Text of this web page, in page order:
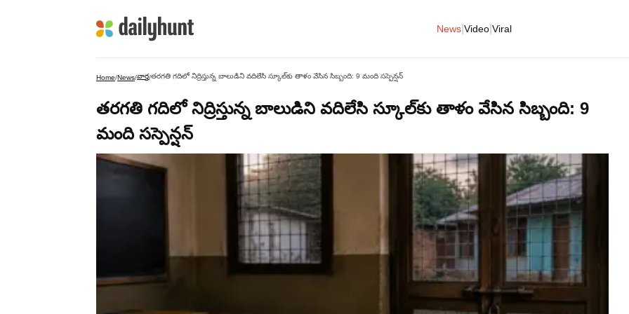
News Video Viral
Home/News/వార్త/తరగతి గదిలో నిద్రిస్తున్న బాలుడిని వదిలేసి స్కూల్‌కు తాళం వేసిన సిబ్బంది: 9 మంది సస్పెన్షన్
తరగతి గదిలో నిద్రిస్తున్న బాలుడిని వదిలేసి స్కూల్‌కు తాళం వేసిన సిబ్బంది: 9
మంది సస్పెన్షన్